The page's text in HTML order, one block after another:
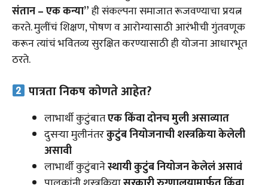
संतान – एक कन्या”ही संकल्पना समाजात रूजवण्याचा प्रयत्न
करते. मुलींचं शिक्षण, पोषण व आरोग्यासाठी आरंभीची गुंतवणूक
करून त्यांचं भवितव्य सुरक्षित करण्यासाठी ही योजना आधारभूत
ठरते.
पात्रता निकष कोणते आहेत?
लाभार्थी कुटुंबातएक किंवा दोनच मुली असाव्यात
दुसऱ्या मुलीनंतरकुटुंब नियोजनाची शस्त्रक्रिया केलेली
असावी
लाभार्थी कुटुंबानेस्थायी कुटुंब नियोजन केलेलं असावं